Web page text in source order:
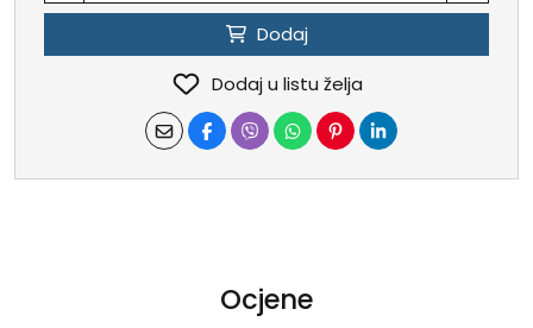
Dodaj
Dodaj u listu želja
Ocjene